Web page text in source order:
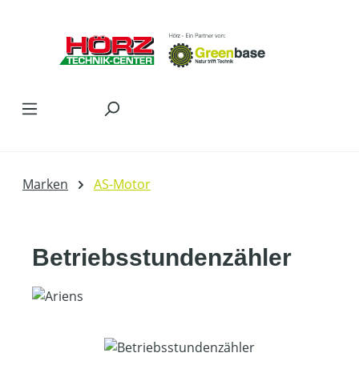
Marken AS-Motor
Betriebsstundenzähler
Bildergalerie überspringen